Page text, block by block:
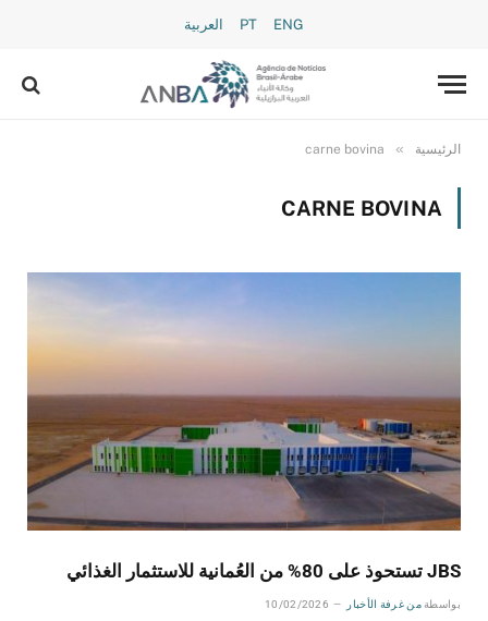
PT ENG العربية
الرئيسية »
carne bovina
CARNE BOVINA
JBS تستحوذ على 80% من العُمانية للاستثمار الغذائي
بواسطة من غرفة الأخبار 10/02/2026